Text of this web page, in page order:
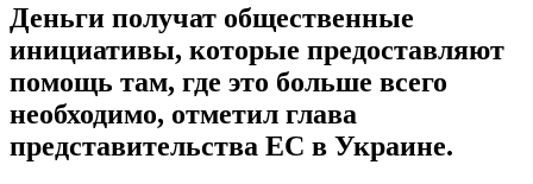
Деньги получат общественные
инициативы, которые предоставляют
помощь там, где это больше всего
необходимо, отметил глава
представительства ЕС в Украине.